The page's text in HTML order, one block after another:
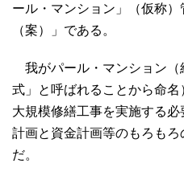
ール・マンション」（仮称
（案）」である。
我がパール・マンション（
式」と呼ばれることから命
大規模修繕工事を実施する
計画と資金計画等のもろもろ
だ。